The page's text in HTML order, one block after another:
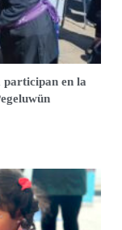
participan en la